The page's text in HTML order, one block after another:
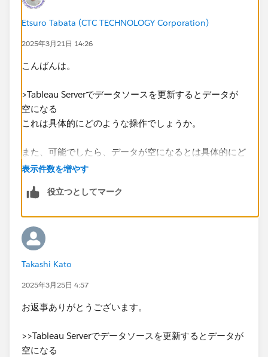
Etsuro Tabata (CTC TECHNOLOGY Corporation)
2025年3月21日 14:26
こんばんは。
>Tableau Serverでデータソースを更新するとデータが
空になる
これは具体的にどのような操作でしょうか。
また、可能でしたら、データが空になるとは具体的にど
のような状態なのか、スクリーンショットでご説明いた
表示件数を増やす
役立つとしてマーク
Takashi Kato
2025年3月25日 4:57
お返事ありがとうございます。
>>Tableau Serverでデータソースを更新するとデータが
空になる